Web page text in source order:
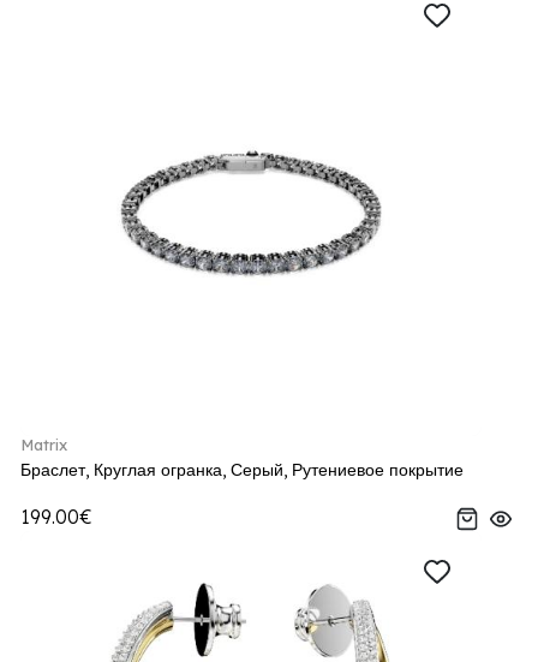
Matrix
Браслет, Круглая огранка, Серый, Рутениевое покрытие
199.00€